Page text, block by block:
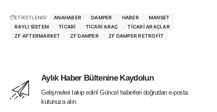
ETİKETLENDİ: ANAHABER DAMPER HABER
MANSET
RAYLI SISTEM
TICARI TICARI ARAÇ
TICARI ARAÇLAR
ZF AFTERMARKET
ZF DAMPER ZF DAMPER RETROFIT
Aylık Haber Bültenine Kaydolun
Gelişmeleri takip edin! Güncel haberleri doğrudan e-posta
kutunuza alın.